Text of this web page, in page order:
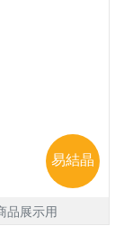
易結晶
品展示用